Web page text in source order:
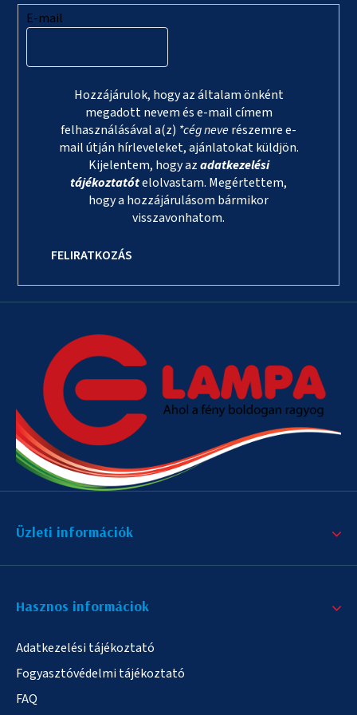
E-mail
Hozzájárulok, hogy az általam önként
megadott nevem és e-mail címem
felhasználásával a(z) *cég neverészemre e-
mail útján hírleveleket, ajánlatokat küldjön.
Kijelentem, hogy azadatkezelési
tájékoztatótelolvastam. Megértettem,
hogy a hozzájárulásom bármikor
visszavonhatom.
FELIRATKOZÁS
Üzleti információk
Hasznos informáciok
Adatkezelési tájékoztató
Fogyasztóvédelmi tájékoztató
FAQ